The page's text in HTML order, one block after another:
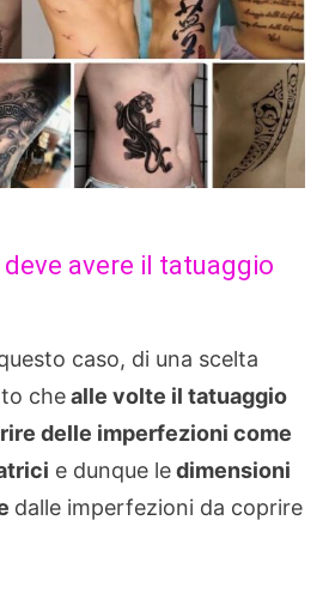
avere il tatuaggio
caso, di una scelta
chealle volte il tatuaggio
delle imperfezioni come
e dunque ledimensioni
dalle imperfezioni da coprire